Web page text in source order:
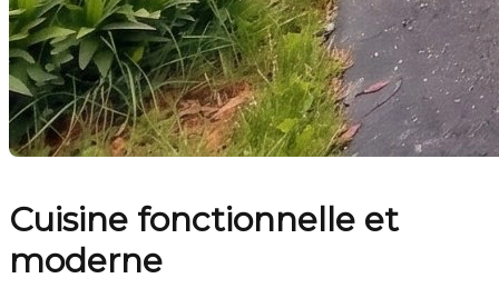
Cuisine fonctionnelle et
moderne